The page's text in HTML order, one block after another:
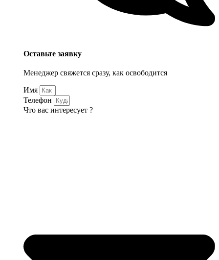
Оставьте заявку
Менеджер свяжется сразу, как освободится
Имя
Телефон
Что вас интересует ?